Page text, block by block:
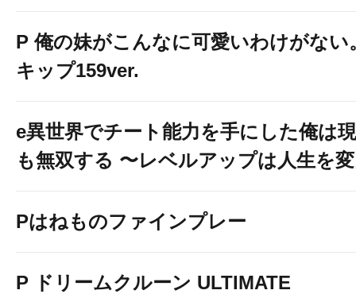
P 俺の妹がこんなに可愛いわけがない
キップ159ver.
e異世界でチート能力を手にした俺は
も無双する 〜レベルアップは人生を
Pはねものファインプレー
P ドリームクルーン ULTIMATE